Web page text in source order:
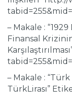
– Makale :
Finansal
– Makale : “Türk
TürkLirası”